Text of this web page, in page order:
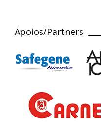
Apoios/Partners